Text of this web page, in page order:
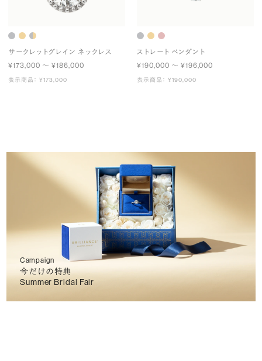
サークレットグレイン ネックレス
¥173,000 〜 ¥186,000
表示商品： ¥173,000
ストレート ペンダント
¥190,000 〜 ¥196,000
表示商品： ¥190,000
Campaign
今だけの特典
Summer Bridal Fair